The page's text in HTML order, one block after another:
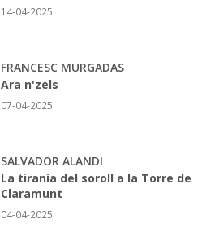
14-04-2025
FRANCESC MURGADAS
Ara n'zels
07-04-2025
SALVADOR ALANDI
La tiranía del soroll a la Torre de
Claramunt
04-04-2025